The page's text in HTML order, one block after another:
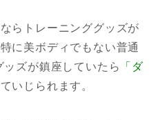
らトレーニンググッズが
に美ボディでもない普通
ズが鎮座していたら
「ダ
いじられます。